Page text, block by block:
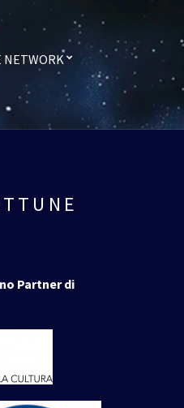
NETWORK
Partner di